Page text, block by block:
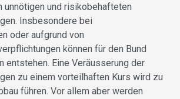
unnötigen und risikobehafteten
Insbesondere bei
oder aufgrund von
können für den Bund
entstehen. Eine Veräusserung der
zu einem vorteilhaften Kurs wird zu
führen. Vor allem aber werden